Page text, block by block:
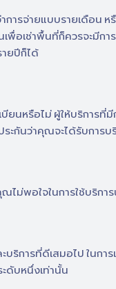
าการจ่ายแบบรายเดือ
พื่อเช่าพื้นที่ก็ควรจะมีก
ยปีก็ได้
นหรือไม่ ผู้ให้บริการ
ะกันว่าคุณจะได้รับกา
ม่พอใจในการใช้บริกา
ริการที่ดีเสมอไป ใน
ดับหนึ่งเท่านั้น